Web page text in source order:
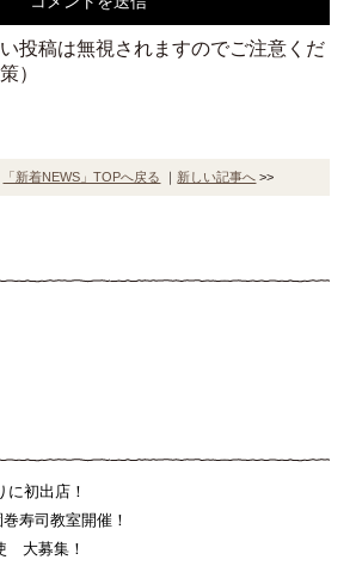
投稿は無視されますのでご注意くだ
）
「新着NEWS」TOPへ戻る ｜ 新しい記事へ >>
初出店！
寿司教室開催！
大募集！